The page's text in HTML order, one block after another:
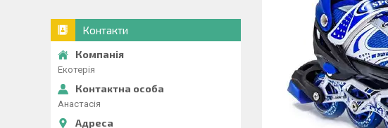
Контакти
Екотерія
Анастасія